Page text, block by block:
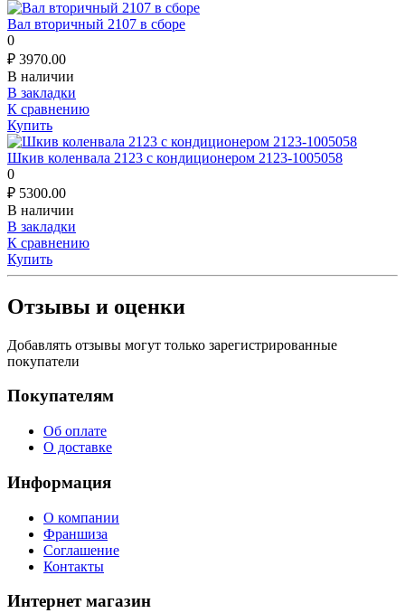
Вал вторичный 2107 в сборе
0
₽ 3970.00
В наличии
В закладки
К сравнению
Купить
Шкив коленвала 2123 с кондиционером 2123-1005058
0
₽ 5300.00
В наличии
В закладки
К сравнению
Купить
Отзывы и оценки
Добавлять отзывы могут только зарегистрированные
покупатели
Покупателям
Об оплате
О доставке
Информация
О компании
Франшиза
Соглашение
Контакты
Интернет магазин